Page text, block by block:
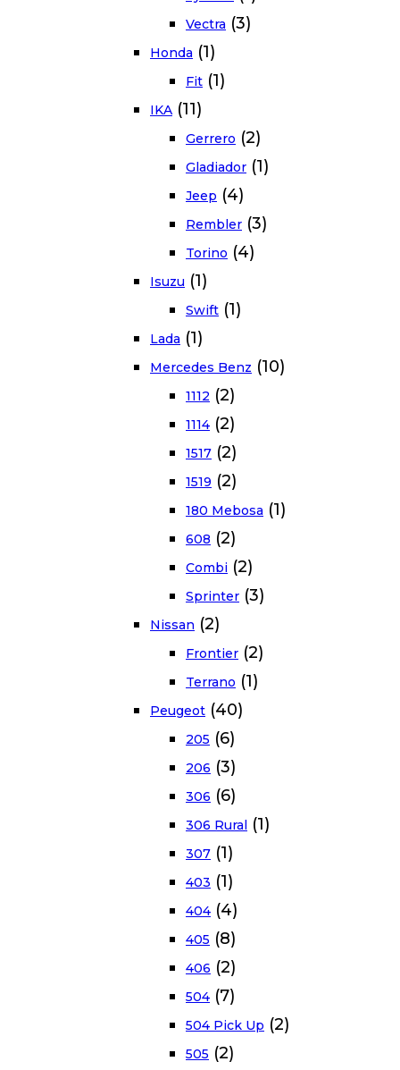
Vectra (3)
Honda (1)
Fit (1)
IKA (11)
Gerrero (2)
Gladiador (1)
Jeep (4)
Rembler (3)
Torino (4)
Isuzu (1)
Swift (1)
Lada (1)
Mercedes Benz (10)
1112 (2)
1114 (2)
1517 (2)
1519 (2)
180 Mebosa (1)
608 (2)
Combi (2)
Sprinter (3)
Nissan (2)
Frontier (2)
Terrano (1)
Peugeot (40)
205 (6)
206 (3)
306 (6)
306 Rural (1)
307 (1)
403 (1)
404 (4)
405 (8)
406 (2)
504 (7)
504 Pick Up (2)
505 (2)